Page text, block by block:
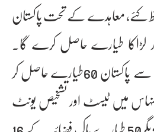
کئے، معاہدے کے تحت پاکستان
تھنڈر لڑاکا طیارے حاصل کرے گا۔
2007 ئ میں چین سے پاکستان 60طیارے حاصل کر
منہاس میں ٹیسٹ اور تشخیص یونٹ